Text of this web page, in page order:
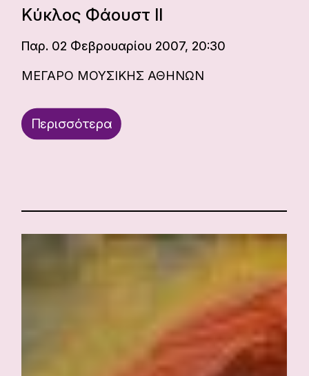
Κύκλος Φάουστ II
Παρ. 02 Φεβρουαρίου 2007, 20:30
ΜΕΓΑΡΟ ΜΟΥΣΙΚΗΣ ΑΘΗΝΩΝ
Περισσότερα